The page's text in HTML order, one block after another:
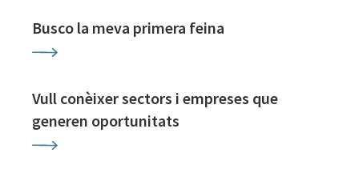
Busco la meva primera feina
Vull conèixer sectors i empreses que
generen oportunitats